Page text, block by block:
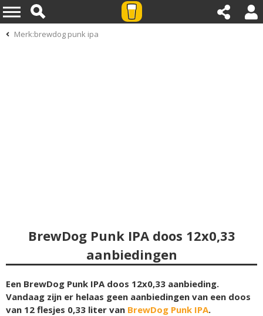
Merk:brewdog punk ipa
BrewDog Punk IPA doos 12x0,33
aanbiedingen
Een BrewDog Punk IPA doos 12x0,33 aanbieding.
Vandaag zijn er helaas geen aanbiedingen van een doos
van 12 flesjes 0,33 liter van BrewDog Punk IPA.